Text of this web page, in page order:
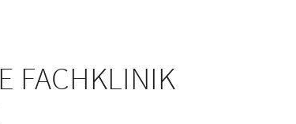
FACHKLINIK